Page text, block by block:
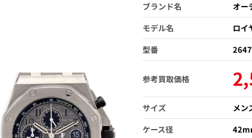
ブランド名
オー
モデル名
ロイ
型番
参考買取価格
サイズ
メン
ケース径